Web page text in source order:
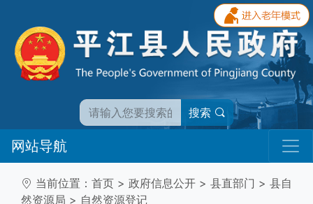
搜索
网站导航
当前位置： 首页 > 政府信息公开 > 县直部门 > 县自
然资源局 > 自然资源登记